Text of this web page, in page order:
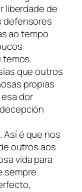
liberdade de
defensores
ao tempo
temos.
que outros
propias
dor
Así é que nos
outros aos
vida para
sempre